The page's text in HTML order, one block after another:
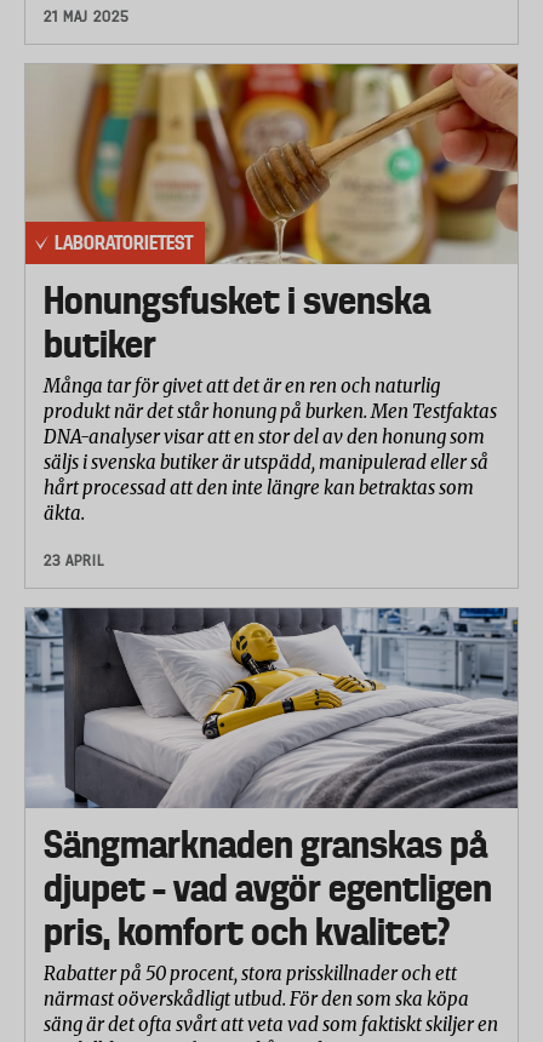
21 MAJ 2025
LABORATORIETEST
Honungsfusket i svenska
butiker
Många tar för givet att det är en ren och naturlig
produkt när det står honung på burken. Men Testfaktas
DNA-analyser visar att en stor del av den honung som
säljs i svenska butiker är utspädd, manipulerad eller så
hårt processad att den inte längre kan betraktas som
äkta.
23 APRIL
Sängmarknaden granskas på
djupet – vad avgör egentligen
pris, komfort och kvalitet?
Rabatter på 50 procent, stora prisskillnader och ett
närmast oöverskådligt utbud. För den som ska köpa
säng är det ofta svårt att veta vad som faktiskt skiljer en